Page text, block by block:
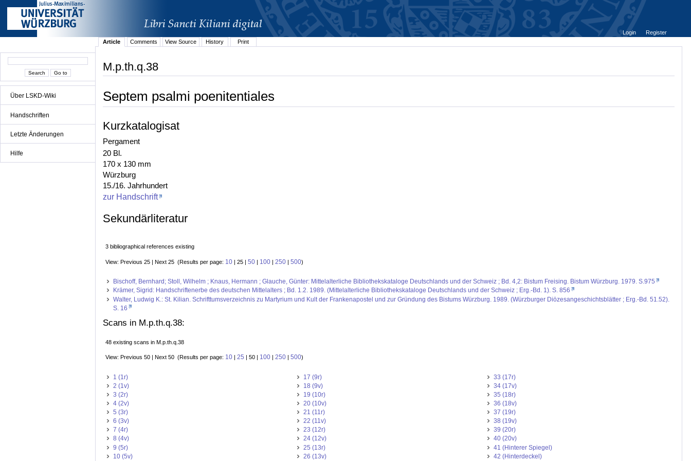
Über LSKD-Wiki
Handschriften
Letzte Änderungen
Hilfe
Login
Register
Article
Comments View Source History Print
M.p.th.q.38
Septem psalmi poenitentiales
Kurzkatalogisat
Pergament
20 Bl.
170 x 130 mm
Würzburg
15./16. Jahrhundert
zur Handschrift
Sekundärliteratur
3 bibliographical references existing
View: Previous 25 | Next 25 (Results per page: 10 | 25 | 50 | 100 | 250 | 500)
Bischoff, Bernhard; Stoll, Wilhelm ; Knaus, Hermann ; Glauche, Günter: Mittelalterliche Bibliothekskataloge Deutschlands und der Schweiz ; Bd. 4,2: Bistum Freising. Bistum Würzburg. 1979. S.975
Krämer, Sigrid: Handschriftenerbe des deutschen Mittelalters ; Bd. 1.2. 1989. (Mittelalterliche Bibliothekskataloge Deutschlands und der Schweiz ; Erg.-Bd. 1). S. 856
Walter, Ludwig K.: St. Kilian. Schrifttumsverzeichnis zu Martyrium und Kult der Frankenapostel und zur Gründung des Bistums Würzburg. 1989. (Würzburger Diözesangeschichtsblätter ; Erg.-Bd. 51.52).
S. 16
Scans in M.p.th.q.38:
48 existing scans in M.p.th.q.38
View: Previous 50 | Next 50 (Results per page: 10 25 | 50 | 100 250 500)
1 (1r)
2 (1v)
3 (2r)
4 (2v)
5 (3r)
6 (3v)
7 (4r)
8 (4v)
9 (5r)
10 (5v)
17 (9r)
18 (9v)
19 (10r)
20 (10v)
21 (11r)
22 (11v)
23 (12r)
24 (12v)
25 (13r)
26 (13v)
33 (17r)
34 (17v)
35 (18r)
36 (18v)
37 (19r)
38 (19v)
39 (20r)
40 (20v)
41 (Hinterer Spiegel)
42 (Hinterdeckel)